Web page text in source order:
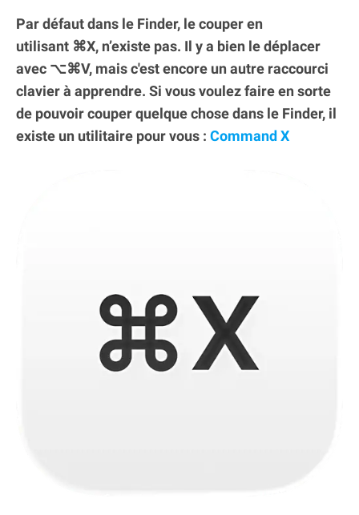
Par défaut dans le Finder, le couper en
utilisant ⌘X, n’existe pas. Il y a bien le déplacer
avec ⌥⌘V, mais c'est encore un autre raccourci
clavier à apprendre. Si vous voulez faire en sorte
de pouvoir couper quelque chose dans le Finder, il
existe un utilitaire pour vous : Command X